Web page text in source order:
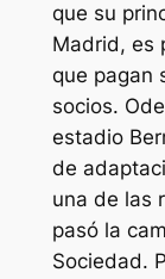
que su
Madrid, es
que pagan
socios.
estadio
de
una de las
pasó la
Sociedad.